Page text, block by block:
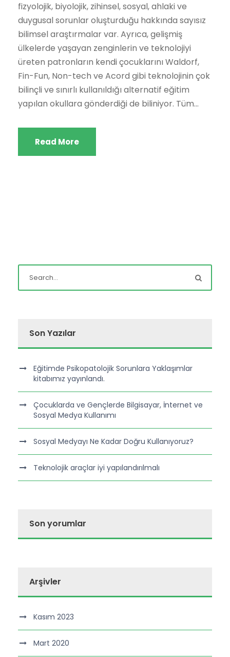
fizyolojik, biyolojik, zihinsel, sosyal, ahlaki ve
duygusal sorunlar oluşturduğu hakkında sayısız
bilimsel araştırmalar var. Ayrıca, gelişmiş
ülkelerde yaşayan zenginlerin ve teknolojiyi
üreten patronların kendi çocuklarını Waldorf,
Fin-Fun, Non-tech ve Acord gibi teknolojinin çok
bilinçli ve sınırlı kullanıldığı alternatif eğitim
yapılan okullara gönderdiği de biliniyor. Tüm...
Read More
Son Yazılar
Eğitimde Psikopatolojik Sorunlara Yaklaşımlar
kitabımız yayınlandı.
Çocuklarda ve Gençlerde Bilgisayar, İnternet ve
Sosyal Medya Kullanımı
Sosyal Medyayı Ne Kadar Doğru Kullanıyoruz?
Teknolojik araçlar iyi yapılandırılmalı
Son yorumlar
Arşivler
Kasım 2023
Mart 2020